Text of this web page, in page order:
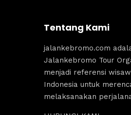
Tentang Kami
jalankebromo.com
Jalankebromo Tour
menjadi referensi
Indonesia untuk
melaksanakan